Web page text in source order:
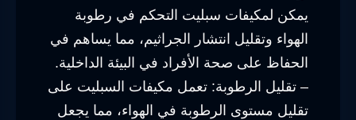
يمكن لمكيفات سبليت التحكم في رطوبة
الهواء وتقليل انتشار الجراثيم، مما يساهم في
الحفاظ على صحة الأفراد في البيئة الداخلية.
– تقليل الرطوبة: تعمل مكيفات السبليت على
تقليل مستوى الرطوبة في الهواء، مما يجعل